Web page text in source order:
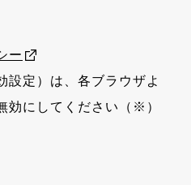
ー
設定）は、各ブラウザよ
効にしてください（※）